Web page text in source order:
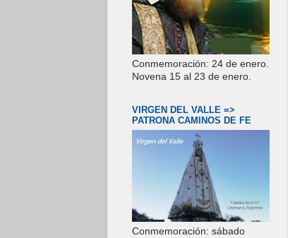
Conmemoración: 24 de enero.
Novena 15 al 23 de enero.
VIRGEN DEL VALLE =>
PATRONA CAMINOS DE FE
Conmemoración: sábado